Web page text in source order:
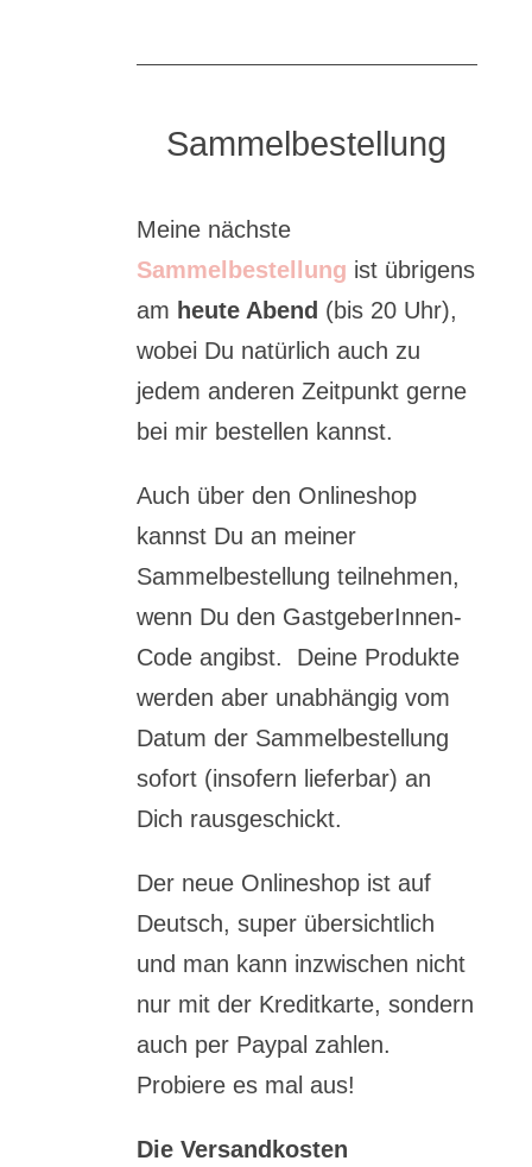
Sammelbestellung
Meine nächste
Sammelbestellung ist übrigens
am heute Abend (bis 20 Uhr),
wobei Du natürlich auch zu
jedem anderen Zeitpunkt gerne
bei mir bestellen kannst.
Auch über den Onlineshop
kannst Du an meiner
Sammelbestellung teilnehmen,
wenn Du den GastgeberInnen-
Code angibst. Deine Produkte
werden aber unabhängig vom
Datum der Sammelbestellung
sofort (insofern lieferbar) an
Dich rausgeschickt.
Der neue Onlineshop ist auf
Deutsch, super übersichtlich
und man kann inzwischen nicht
nur mit der Kreditkarte, sondern
auch per Paypal zahlen.
Probiere es mal aus!
Die Versandkosten